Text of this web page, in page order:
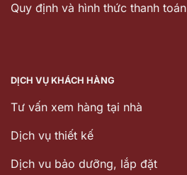
Quy định và hình thức thanh toán
DỊCH VỤ KHÁCH HÀNG
Tư vấn xem hàng tại nhà
Dịch vụ thiết kế
Dịch vu bảo dưỡng, lắp đặt